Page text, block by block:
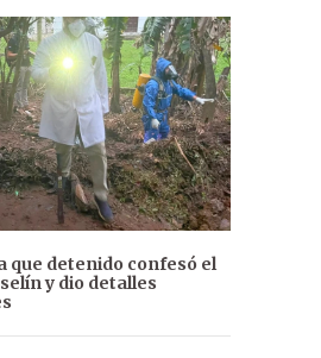
que detenido confesó el
y dio detalles